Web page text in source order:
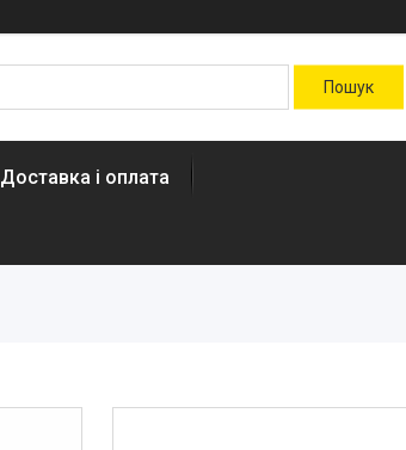
Доставка і оплата